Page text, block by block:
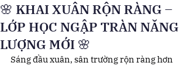
🌸 KHAI XUÂN RỘN RÀNG –
LỚP HỌC NGẬP TRÀN NĂNG
LƯỢNG MỚI 🌸
Sáng đầu xuân, sân trường rộn ràng hơn